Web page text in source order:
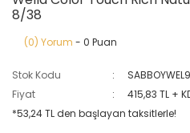
8/38
(0) Yorum - 0 Puan
Stok Kodu
Fiyat
415,83 TL +
*53,24 TL den başlayan taksitlerle!